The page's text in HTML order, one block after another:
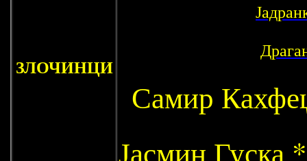
ЗЛОЧИНЦИ
Самир
Јасмин Гуска